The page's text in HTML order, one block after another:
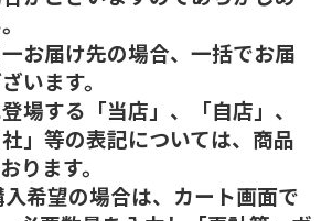
お届け先の場合、一括でお届
います。
場する「当店」、「自店」、
社」等の表記については、商品
ります。
希望の場合は、カート画面で